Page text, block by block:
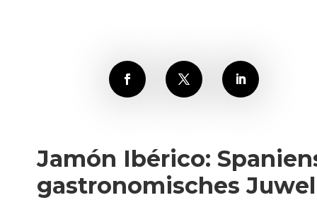
Jamón Ibérico:
gastronomisches Juwel